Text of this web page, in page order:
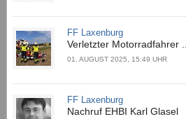
FF Laxenburg
Verletzter Motorradfahrer ...
01. AUGUST 2025, 15:49 UHR
FF Laxenburg
Nachruf EHBI Karl Glasel